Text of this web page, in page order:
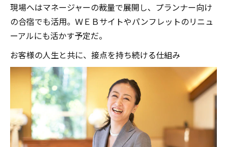
現場へはマネージャーの裁量で展開し、プランナー向け
の合宿でも活用。ＷＥＢサイトやパンフレットのリニュ
ーアルにも活かす予定だ。
お客様の人生と共に、接点を持ち続ける仕組み